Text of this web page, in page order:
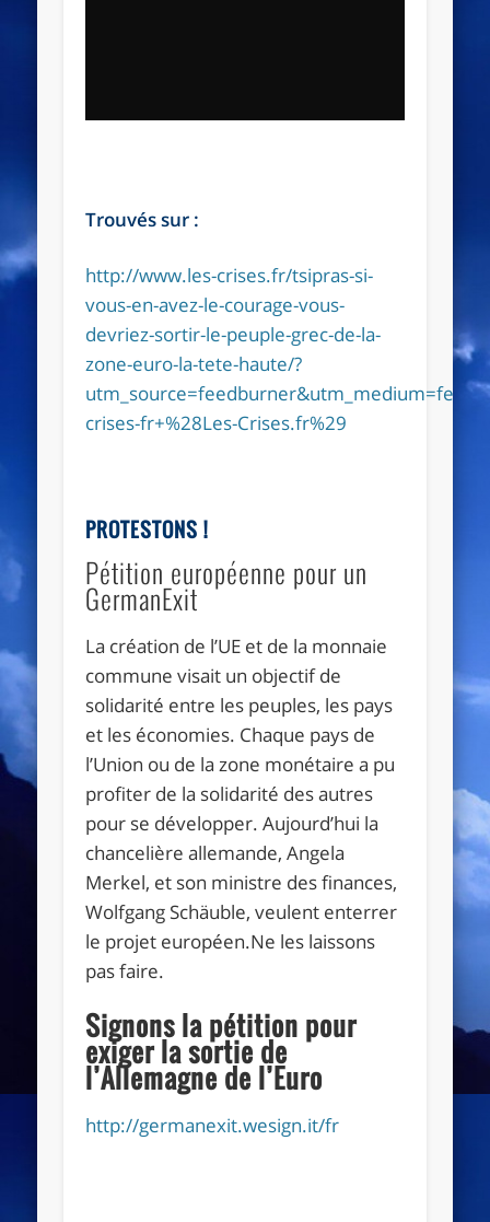
Trouvés sur :
http://www.les-crises.fr/tsipras-si-
vous-en-avez-le-courage-vous-
devriez-sortir-le-peuple-grec-de-la-
zone-euro-la-tete-haute/?
crises-fr+%28Les-Crises.fr%29
PROTESTONS !
Pétition européenne pour un
GermanExit
La création de l’UE et de la monnaie
commune visait un objectif de
solidarité entre les peuples, les pays
et les économies. Chaque pays de
l’Union ou de la zone monétaire a pu
profiter de la solidarité des autres
pour se développer. Aujourd’hui la
chancelière allemande, Angela
Merkel, et son ministre des finances,
Wolfgang Schäuble, veulent enterrer
le projet européen.Ne les laissons
pas faire.
Signons la pétition pour
exiger la sortie de
l’Allemagne de l’Euro
http://germanexit.wesign.it/fr